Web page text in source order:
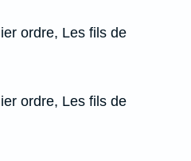
ordre, Les fils de
ordre, Les fils de